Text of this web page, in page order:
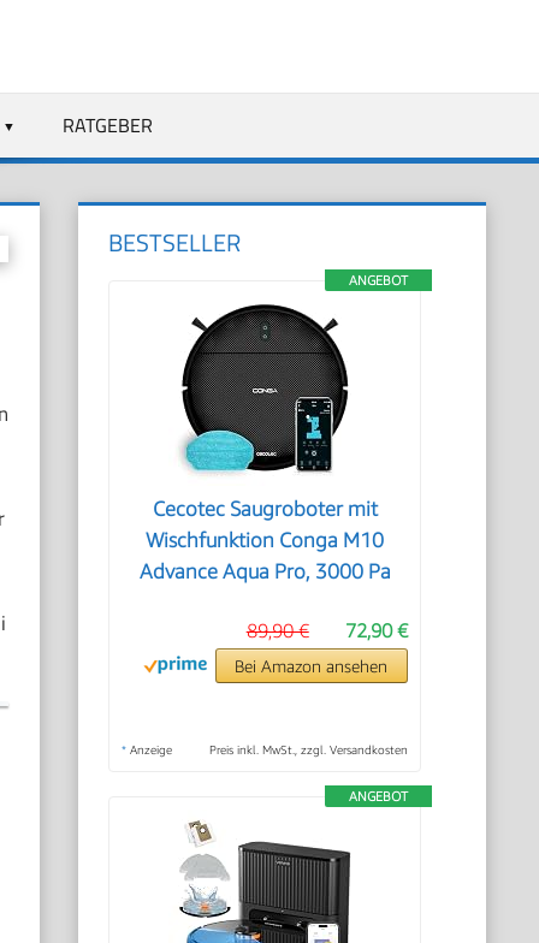
RATGEBER
BESTSELLER
ANGEBOT
Cecotec Saugroboter mit
Wischfunktion Conga M10
Advance Aqua Pro, 3000 Pa
72,90 €
89,90 €
Bei Amazon ansehen
* Anzeige Preis inkl. MwSt., zzgl. Versandkosten
ANGEBOT